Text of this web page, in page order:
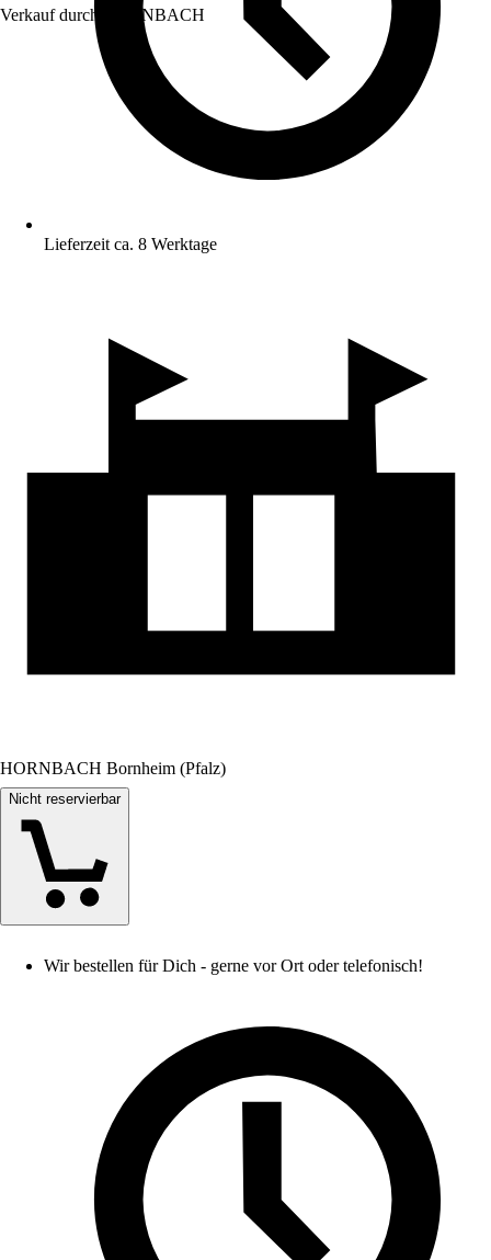
Verkauf durch: HORNBACH
Lieferzeit ca. 8 Werktage
HORNBACH Bornheim (Pfalz)
Nicht reservierbar
Wir bestellen für Dich - gerne vor Ort oder telefonisch!